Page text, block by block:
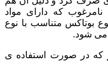
که دارای مواد
بوتاکس متناسب با نوع
می شود.
که در صورت استفاده ی